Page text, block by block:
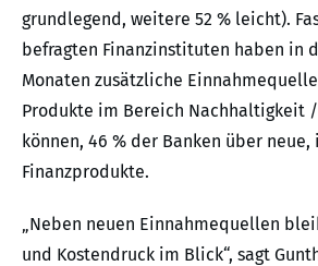
grundlegend, weitere 52 % leicht).
befragten Finanzinstituten haben in
Monaten zusätzliche
Produkte im Bereich Nachhaltigkeit /
können, 46 % der Banken über
Finanzprodukte.
„Neben neuen Einnahmequellen
und Kostendruck im Blick“, sagt